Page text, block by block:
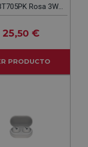
Rosa 3W
600MAH
25,50 €
PRODUCTO